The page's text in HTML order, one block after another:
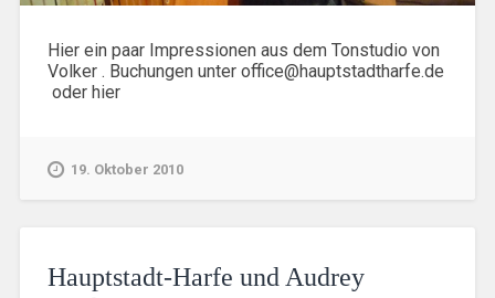
Hier ein paar Impressionen aus dem Tonstudio von
Volker . Buchungen unter office@hauptstadtharfe.de
oder hier
19. Oktober 2010
Hauptstadt-Harfe und Audrey